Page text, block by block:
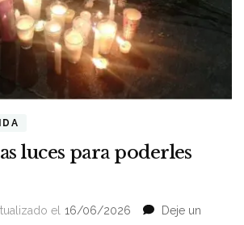
luces para poderles
el 16/06/2026
Deje un